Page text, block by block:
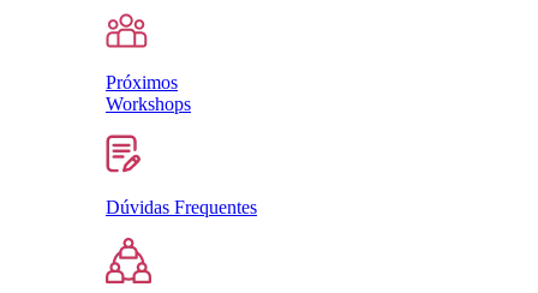
Próximos
Workshops
Dúvidas Frequentes